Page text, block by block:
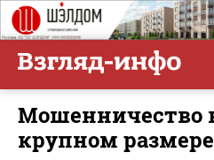
мошенничество в особо
крупном размере